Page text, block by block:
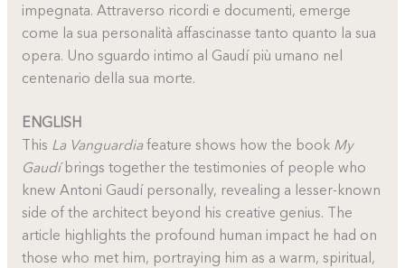
impegnata. Attraverso ricordi e documenti, emerge
come la sua personalità affascinasse tanto quanto la sua
opera. Uno sguardo intimo al Gaudí più umano nel
centenario della sua morte.
ENGLISH
This La Vanguardiafeature shows how the book My
Gaudíbrings together the testimonies of people who
knew Antoni Gaudí personally, revealing a lesser-known
side of the architect beyond his creative genius. The
article highlights the profound human impact he had on
those who met him, portraying him as a warm, spiritual,